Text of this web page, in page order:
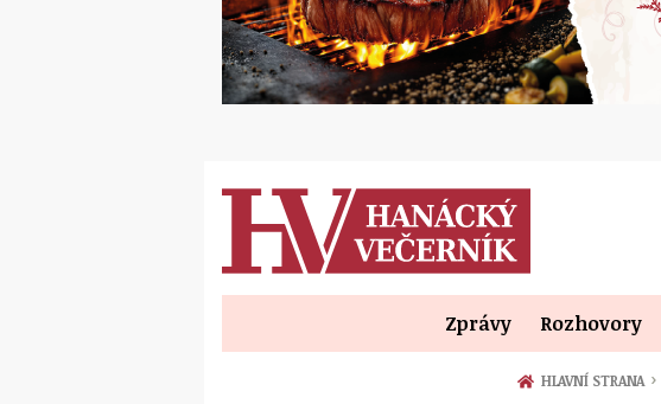
Zprávy Rozhovory
HLAVNÍ STRANA ›